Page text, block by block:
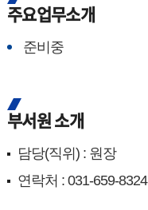
주요업무소개
준비중
부서원 소개
담당(직위) : 원장
연락처 : 031-659-8324